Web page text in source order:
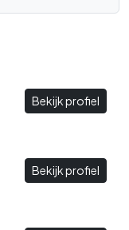
Bekijk profiel
Bekijk profiel